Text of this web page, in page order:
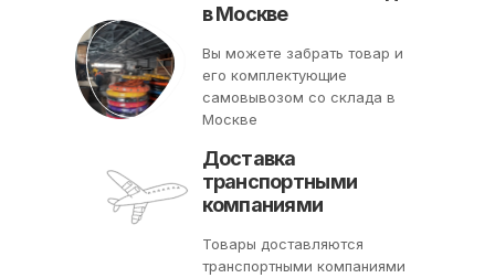
в Москве
Вы можете забрать товар и
его комплектующие
самовывозом со склада в
Москве
Доставка
транспортными
компаниями
Товары доставляются
транспортными компаниями